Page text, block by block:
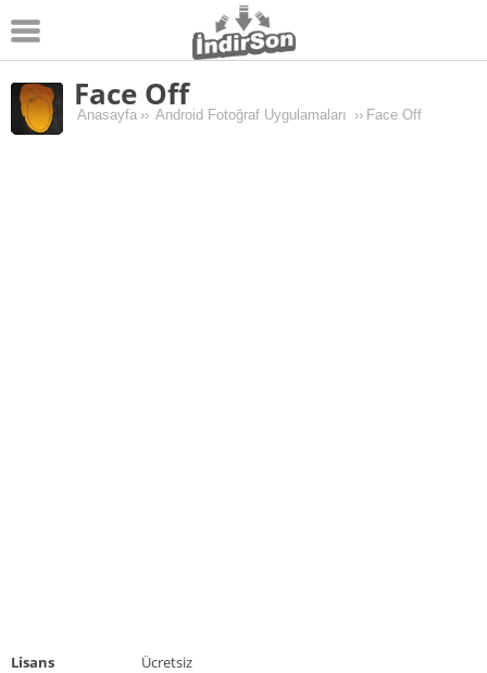
Android
Pc Oyunları
Face Off
Anasayfa ›› Android Fotoğraf Uygulamaları ›› Face Off
Lisans
Ücretsiz